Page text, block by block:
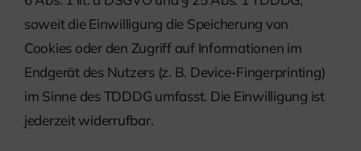
soweit die Einwilligung die Speicherung von
Cookies oder den Zugriff auf Informationen im
Endgerät des Nutzers (z. B. Device-Fingerprinting)
im Sinne des TDDDG umfasst. Die Einwilligung ist
jederzeit widerrufbar.